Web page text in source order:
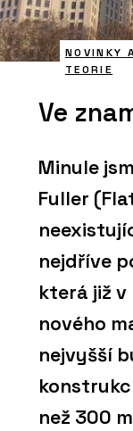
NOVINKY
TEORIE
Ve
Minule
Fuller
nejdříve
která již v
nového
nejvyšší
než 300